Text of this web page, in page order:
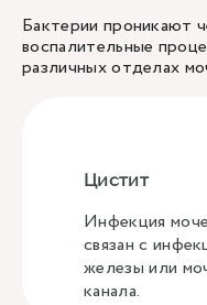
Бактерии проникают
воспалительные
различных отделах
Цистит
Инфекция
связан с
железы или
канала.